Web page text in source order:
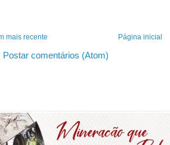
mais recente Página inicial
Postar comentários (Atom)